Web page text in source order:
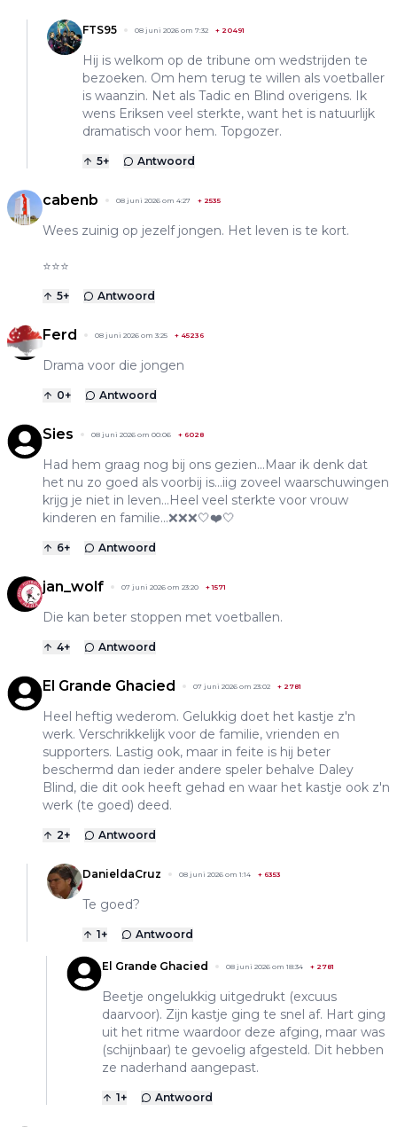
FTS95 08 juni 2026 om 7:32 + 20491
Hij is welkom op de tribune om wedstrijden te
bezoeken. Om hem terug te willen als voetballer
is waanzin. Net als Tadic en Blind overigens. Ik
wens Eriksen veel sterkte, want het is natuurlijk
dramatisch voor hem. Topgozer.
5+ Antwoord
cabenb 08 juni 2026 om 4:27 + 2535
Wees zuinig op jezelf jongen. Het leven is te kort.
⭐️⭐️⭐️
5+ Antwoord
Ferd 08 juni 2026 om 3:25 + 45236
Drama voor die jongen
0+ Antwoord
Sies 08 juni 2026 om 00:06 + 6028
Had hem graag nog bij ons gezien...Maar ik denk dat
het nu zo goed als voorbij is...iig zoveel waarschuwingen
krijg je niet in leven...Heel veel sterkte voor vrouw
kinderen en familie...❌️❌️❌️🤍❤️🤍
6+ Antwoord
jan_wolf 07 juni 2026 om 23:20 +1571
Die kan beter stoppen met voetballen.
4+ Antwoord
El Grande Ghacied 07 juni 2026 om 23:02 + 2781
Heel heftig wederom. Gelukkig doet het kastje z'n
werk. Verschrikkelijk voor de familie, vrienden en
supporters. Lastig ook, maar in feite is hij beter
beschermd dan ieder andere speler behalve Daley
Blind, die dit ook heeft gehad en waar het kastje ook z'n
werk (te goed) deed.
2+ Antwoord
DanieldaCruz 08 juni 2026 om 1:14 + 6353
Te goed?
1+ Antwoord
El Grande Ghacied 08 juni 2026 om 18:34 + 2781
Beetje ongelukkig uitgedrukt (excuus
daarvoor). Zijn kastje ging te snel af. Hart ging
uit het ritme waardoor deze afging, maar was
(schijnbaar) te gevoelig afgesteld. Dit hebben
ze naderhand aangepast.
1+ Antwoord